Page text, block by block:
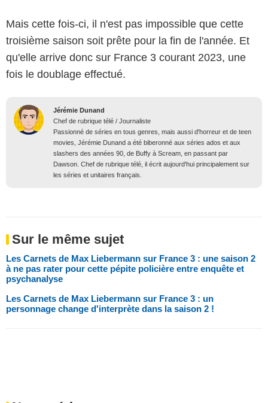
Mais cette fois-ci, il n'est pas impossible que cette
troisième saison soit prête pour la fin de l'année. Et
qu'elle arrive donc sur France 3 courant 2023, une
fois le doublage effectué.
Jérémie Dunand
Chef de rubrique télé / Journaliste
Passionné de séries en tous genres, mais aussi d'horreur et de teen
movies, Jérémie Dunand a été biberonné aux séries ados et aux
slashers des années 90, de Buffy à Scream, en passant par
Dawson. Chef de rubrique télé, il écrit aujourd'hui principalement sur
les séries et unitaires français.
Sur le même sujet
Les Carnets de Max Liebermann sur France 3 : une saison 2
à ne pas rater pour cette pépite policière entre enquête et
psychanalyse
Les Carnets de Max Liebermann sur France 3 : un
personnage change d'interprète dans la saison 2 !